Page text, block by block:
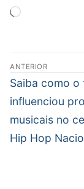
Carregando...
de
Post
ANTERIOR
Post
anterior:
Saiba como o
influenciou
musicais no
Hip Hop